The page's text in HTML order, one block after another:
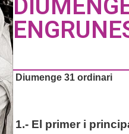
Diumenge 31 ordinari
1.- El primer i